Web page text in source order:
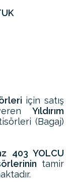
için satış
Yıldırım
(Bagaj)
403 YOLCU
tamir